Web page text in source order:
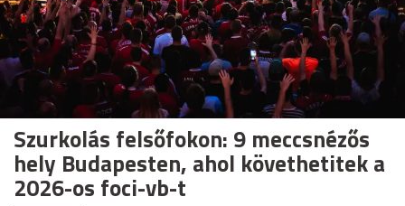
Szurkolás felsőfokon: 9 meccsnézős
hely Budapesten, ahol követhetitek a
2026-os foci-vb-t